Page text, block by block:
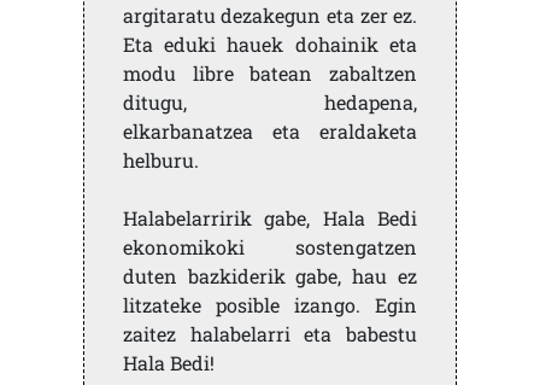
argitaratu dezakegun eta zer ez.
Eta eduki hauek dohainik eta
modu libre batean zabaltzen
ditugu, hedapena,
elkarbanatzea eta eraldaketa
helburu.
Halabelarririk gabe, Hala Bedi
ekonomikoki sostengatzen
duten bazkiderik gabe, hau ez
litzateke posible izango. Egin
zaitez halabelarri eta babestu
Hala Bedi!